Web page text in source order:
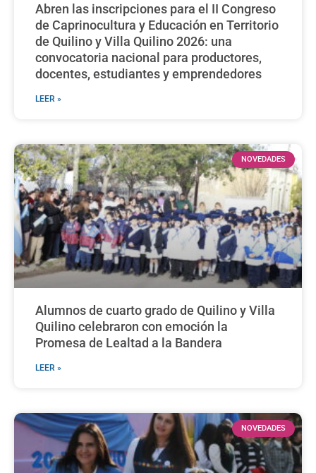
Abren las inscripciones para el II Congreso
de Caprinocultura y Educación en Territorio
de Quilino y Villa Quilino 2026: una
convocatoria nacional para productores,
docentes, estudiantes y emprendedores
LEER »
NOVEDADES
Alumnos de cuarto grado de Quilino y Villa
Quilino celebraron con emoción la
Promesa de Lealtad a la Bandera
LEER »
NOVEDADES